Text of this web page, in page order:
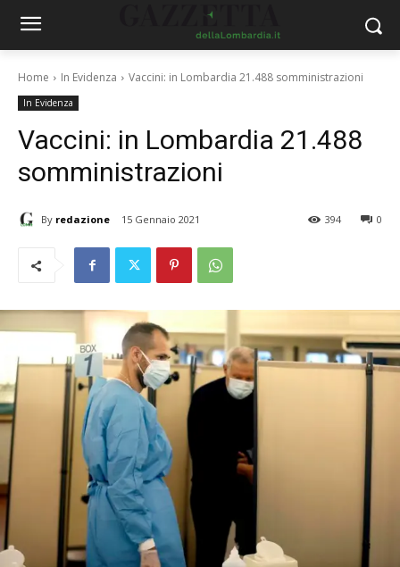
Home In Evidenza Vaccini: in Lombardia 21.488 somministrazioni
In Evidenza
Vaccini: in Lombardia 21.488
somministrazioni
By redazione 15 Gennaio 2021 0
394